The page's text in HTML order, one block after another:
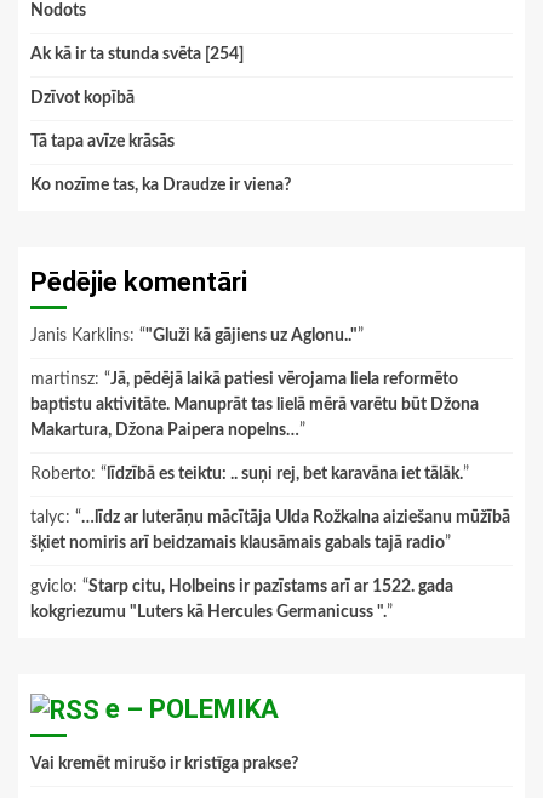
Nodots
Ak kā ir ta stunda svēta [254]
Dzīvot kopībā
Tā tapa avīze krāsās
Ko nozīme tas, ka Draudze ir viena?
Pēdējie komentāri
Janis Karklins: “"Gluži kā gājiens uz Aglonu.."”
martinsz: “Jā, pēdējā laikā patiesi vērojama liela reformēto
baptistu aktivitāte. Manuprāt tas lielā mērā varētu būt Džona
Makartura, Džona Paipera nopelns…”
Roberto: “ līdzībā es teiktu: .. suņi rej, bet karavāna iet tālāk.”
talyc: “…līdz ar luterāņu mācītāja Ulda Rožkalna aiziešanu mūžībā
šķiet nomiris arī beidzamais klausāmais gabals tajā radio”
gviclo: “Starp citu, Holbeins ir pazīstams arī ar 1522. gada
kokgriezumu "Luters kā Hercules Germanicuss ".”
e – POLEMIKA
Vai kremēt mirušo ir kristīga prakse?